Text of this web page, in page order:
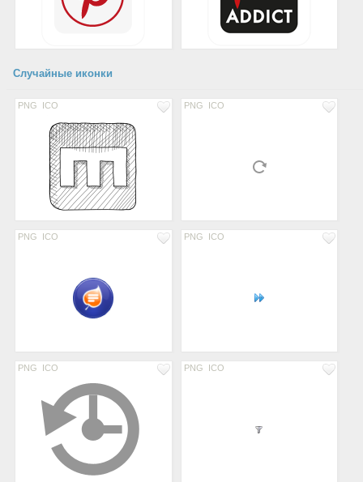
Случайные иконки
PNG ICO PNG ICO
PNG ICO PNG ICO
PNG ICO PNG ICO